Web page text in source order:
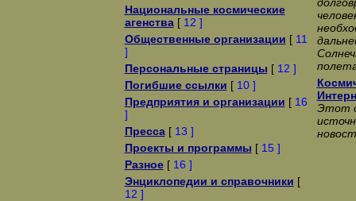
Национальные космические
агенства[ 12 ]
Общественные организации [ 11
]
Персональные страницы [ 12 ]
Погибшие ссылки [ 10 ]
Предприятия и организации [ 16
]
Пресса[ 13 ]
Проекты и программы [ 15 ]
Разное[ 16 ]
Энциклопедии и справочники [
12 ]
Этот